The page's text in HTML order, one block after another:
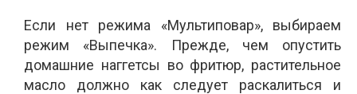
Если нет режима «Мультиповар», выбираем
режим «Выпечка». Прежде, чем опустить
домашние наггетсы во фритюр, растительное
масло должно как следует раскалиться и